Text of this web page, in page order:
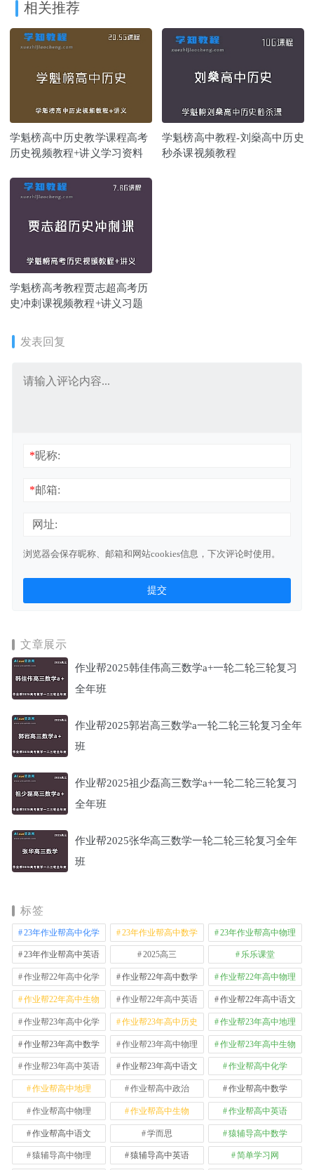
相关推荐
学魁榜高中历史教学课程高考
历史视频教程+讲义学习资料
学魁榜高中教程-刘燊高中历史
秒杀课视频教程
学魁榜高考教程贾志超高考历
史冲刺课视频教程+讲义习题
发表回复
*昵称:
*邮箱:
网址:
浏览器会保存昵称、邮箱和网站cookies信息，下次评论时使用。
文章展示
作业帮2025韩佳伟高三数学a+一轮二轮三轮复习
全年班
作业帮2025郭岩高三数学a一轮二轮三轮复习全年
班
作业帮2025祖少磊高三数学a+一轮二轮三轮复习
全年班
作业帮2025张华高三数学一轮二轮三轮复习全年
班
标签
23年作业帮高中化学 23年作业帮高中数学 23年作业帮高中物理
23年作业帮高中英语 2025高三 乐乐课堂
作业帮22年高中化学 作业帮22年高中数学 作业帮22年高中物理
作业帮22年高中生物 作业帮22年高中英语 作业帮22年高中语文
作业帮23年高中化学 作业帮23年高中历史 作业帮23年高中地理
作业帮23年高中数学 作业帮23年高中物理 作业帮23年高中生物
作业帮23年高中英语 作业帮23年高中语文 作业帮高中化学
作业帮高中地理 作业帮高中政治 作业帮高中数学
作业帮高中物理 作业帮高中生物 作业帮高中英语
作业帮高中语文 学而思 猿辅导高中数学
猿辅导高中物理 猿辅导高中英语 简单学习网